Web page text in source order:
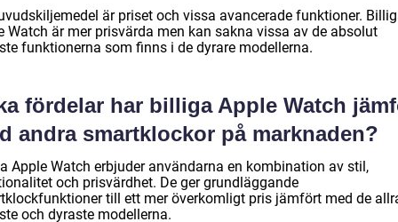
är priset och vissa avancerade funktioner.
Watch är mer prisvärda men kan sakna vissa av de absolut
funktionerna som finns i de dyrare modellerna.
fördelar har billiga Apple Watch
andra smartklockor på marknaden?
Apple Watch erbjuder användarna en kombination av stil,
och prisvärdhet. De ger grundläggande
till ett mer överkomligt pris jämfört med de
och dyraste modellerna.